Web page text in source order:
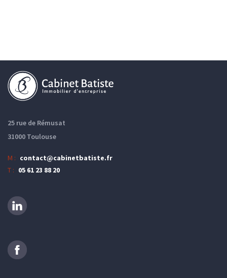
25 rue de Rémusat
31000 Toulouse
M : contact@cabinetbatiste.fr
T : 05 61 23 88 20